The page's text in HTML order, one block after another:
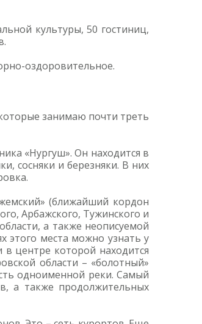
культуры, 50 гостиниц,
оздоровительное.
занимаю почти треть
«Нургуш». Он находится в
сосняки и березняки. В них
(ближайший кордон
Арбажского, Тужинского и
а также неописуемой
этого места можно узнать у
в центре которой находится
области – «болотный»
одноименной реки. Самый
а также продолжительных